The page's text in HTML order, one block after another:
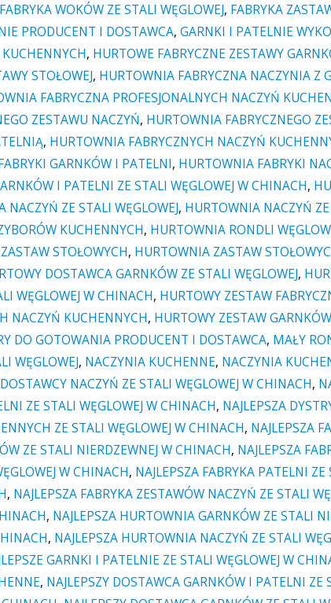
FABRYKA WOKÓW ZE STALI WĘGLOWEJ, FABRYKA
PRODUCENT I DOSTAWCA, GARNKI I PATELNIE
, HURTOWE FABRYCZNE ZESTAWY
STOŁOWEJ, HURTOWNIA FABRYCZNA NACZYNIA Z
FABRYCZNA PROFESJONALNYCH NACZYŃ
ZESTAWU NACZYŃ, HURTOWNIA FABRYCZNEGO
, HURTOWNIA FABRYCZNYCH NACZYŃ
GARNKÓW I PATELNI, HURTOWNIA FABRYKI
I PATELNI ZE STALI WĘGLOWEJ W CHINACH,
NACZYŃ ZE STALI WĘGLOWEJ, HURTOWNIA NACZYŃ
KUCHENNYCH, HURTOWNIA RONDLI
STOŁOWYCH, HURTOWNIA ZASTAW
DOSTAWCA GARNKÓW ZE STALI WĘGLOWEJ,
WĘGLOWEJ W CHINACH, HURTOWY ZESTAW
NACZYŃ KUCHENNYCH, HURTOWY ZESTAW
DO GOTOWANIA PRODUCENT I DOSTAWCA, MAŁY
WĘGLOWEJ, NACZYNIA KUCHENNE, NACZYNIA
NACZYŃ ZE STALI WĘGLOWEJ W CHINACH,
ZE STALI WĘGLOWEJ W CHINACH, NAJLEPSZA
ZE STALI WĘGLOWEJ W CHINACH, NAJLEPSZA
ZE STALI NIERDZEWNEJ W CHINACH, NAJLEPSZA
W CHINACH, NAJLEPSZA FABRYKA PATELNI ZE
, NAJLEPSZA FABRYKA ZESTAWÓW NACZYŃ ZE STALI
, NAJLEPSZA HURTOWNIA GARNKÓW ZE STALI
, NAJLEPSZA HURTOWNIA NACZYŃ ZE STALI
GARNKI I PATELNIE ZE STALI WĘGLOWEJ W
, NAJLEPSZY DOSTAWCA GARNKÓW I PATELNI ZE